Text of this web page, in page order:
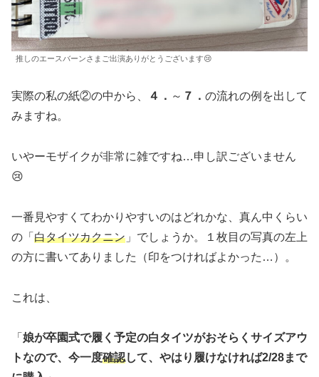
推しのエースバーンさまご出演ありがとうございます😢
実際の私の紙②の中から、 ４． ～ ７． の流れの例を出して
みますね。
いやーモザイクが非常に雑ですね…申し訳ございません
😢
一番見やすくてわかりやすいのはどれかな、真ん中くらい
の「 白タイツカクニン 」でしょうか。１枚目の写真の左上
の方に書いてありました（印をつければよかった…）。
これは、
「 娘が卒園式で履く予定の白タイツがおそらくサイズアウ
トなので、今一度確認して、やはり履けなければ2/28まで